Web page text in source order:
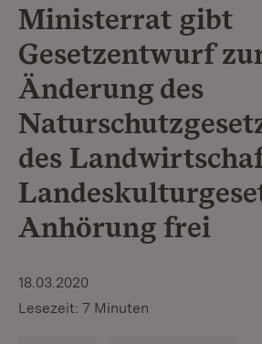
Ministerrat gibt
Gesetzentwurf
Änderung des
des
Anhörung frei
18.03.2020
Lesezeit: 7 Minuten